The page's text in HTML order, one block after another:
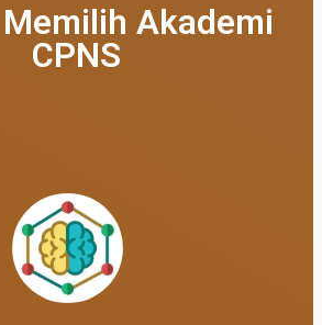
Akademi
CPNS